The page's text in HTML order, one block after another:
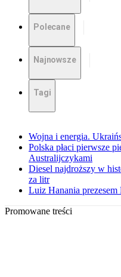
Polecane
Najnowsze
Tagi
Wojna i energia.
Polska płaci pierwsze
Australijczykami
Diesel najdroższy w
za litr
Luiz Hanania
Promowane treści